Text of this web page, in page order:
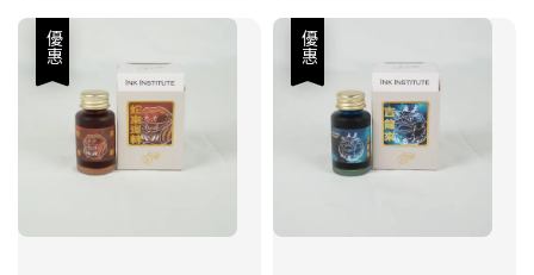
優惠 優惠